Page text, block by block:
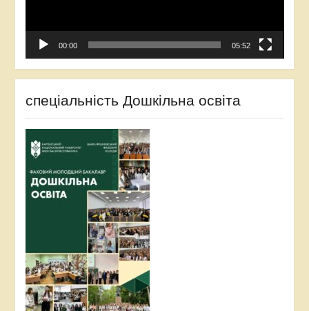
00:00 05:52
спеціальність Дошкільна освіта